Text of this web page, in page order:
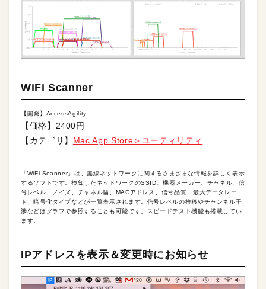
WiFi Scanner
【開発】AccessAgility
【価格】2400円
【カテゴリ】 Mac App Store＞ユーティリティ
「WiFi Scanner」は、無線ネットワークに関するさまざまな情報を詳しく表示
するソフトです。検知したネットワークのSSID、機器メーカー、チャネル、信
号レベル、ノイズ、チャネル幅、MACアドレス、信号品質、最大データレー
ト、暗号化タイプなどが一覧表示されます。信号レベルの推移やチャンネル干
渉などはグラフで参照することも可能です。スピードテスト機能も搭載してい
ます。
IPアドレスを表示＆変更時にお知らせ